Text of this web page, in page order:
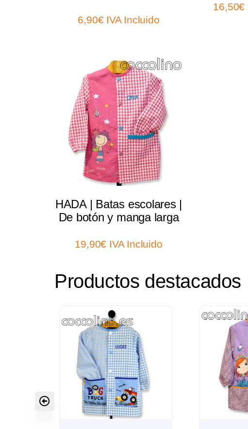
6,90€ IVA Incluido
16,50€
Select options
HADA | Batas escolares |
De botón y manga larga
19,90€ IVA Incluido
Productos destacados